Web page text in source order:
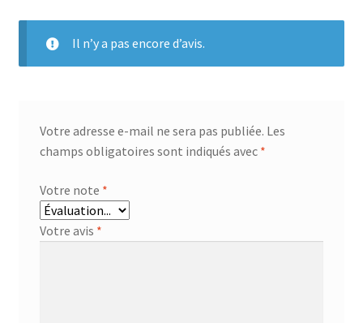
Il n’y a pas encore d’avis.
Votre adresse e-mail ne sera pas publiée. Les
champs obligatoires sont indiqués avec *
Votre note *
Votre avis *